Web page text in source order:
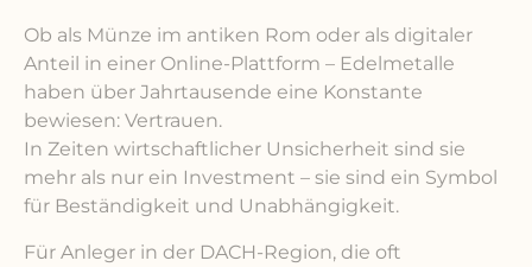
Ob als Münze im antiken Rom oder als digitaler
Anteil in einer Online-Plattform – Edelmetalle
haben über Jahrtausende eine Konstante
bewiesen: Vertrauen.
In Zeiten wirtschaftlicher Unsicherheit sind sie
mehr als nur ein Investment – sie sind ein Symbol
für Beständigkeit und Unabhängigkeit.
Für Anleger in der DACH-Region, die oft